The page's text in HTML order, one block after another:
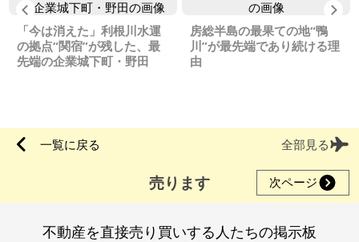
Previous
「今は消えた」利根川水運
の拠点“関宿”が残した、最
先端の企業城下町・野田
房総半島の最果ての地“鴨
川”が最先端であり続ける理
由
一覧に戻る 全部見る
売ります 次ページ
不動産を直接売り買いする人たちの掲示板